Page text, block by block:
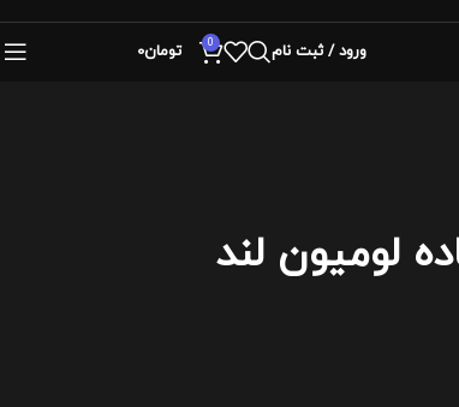
ورود / ثبت نام 0 تومان0
لومیون لند